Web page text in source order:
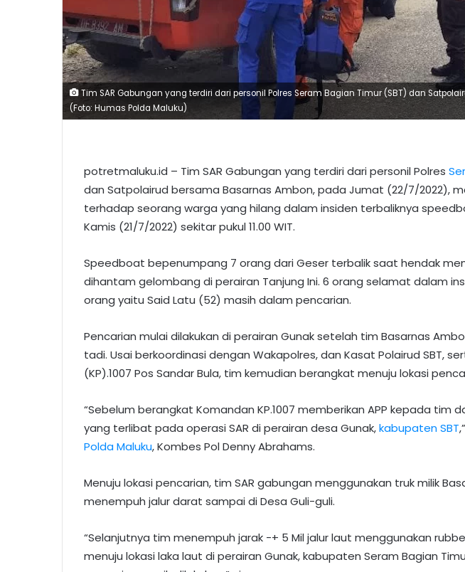
Tim SAR Gabungan yang terdiri dari personil Polres Seram Bagian Timur (SBT) dan
(Foto: Humas Polda Maluku)
potretmaluku.id – Tim SAR Gabungan yang terdiri dari personil Polres
dan Satpolairud bersama Basarnas Ambon, pada Jumat (22/7/2022),
terhadap seorang warga yang hilang dalam insiden terbaliknya
Kamis (21/7/2022) sekitar pukul 11.00 WIT.
Speedboat bepenumpang 7 orang dari Geser terbalik saat hendak
dihantam gelombang di perairan Tanjung Ini. 6 orang selamat dalam
orang yaitu Said Latu (52) masih dalam pencarian.
Pencarian mulai dilakukan di perairan Gunak setelah tim Basarnas
tadi. Usai berkoordinasi dengan Wakapolres, dan Kasat Polairud SBT,
(KP).1007 Pos Sandar Bula, tim kemudian berangkat menuju lokasi
“Sebelum berangkat Komandan KP.1007 memberikan APP kepada tim
yang terlibat pada operasi SAR di perairan desa Gunak,kabupaten SBT
Polda Maluku, Kombes Pol Denny Abrahams.
Menuju lokasi pencarian, tim SAR gabungan menggunakan truk milik
menempuh jalur darat sampai di Desa Guli-guli.
“Selanjutnya tim menempuh jarak -+ 5 Mil jalur laut menggunakan
menuju lokasi laka laut di perairan Gunak, kabupaten Seram Bagian